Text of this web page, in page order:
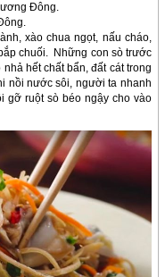
Đông.
xào chua ngọt, nấu cháo,
chuối. Những con sò trước
hết chất bẩn, đất cát trong
nồi nước sôi, người ta nhanh
gỡ ruột sò béo ngậy cho vào